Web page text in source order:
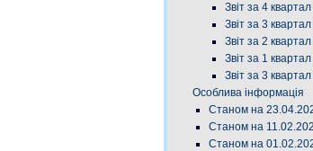
Звіт за 4
Звіт за 3
Звіт за 2
Звіт за 1
Звіт за 3
Особлива інформація
Станом на
Станом на
Станом на